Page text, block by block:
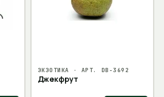
ЭКЗОТИКА · АРТ. DB-3692
Джекфрут